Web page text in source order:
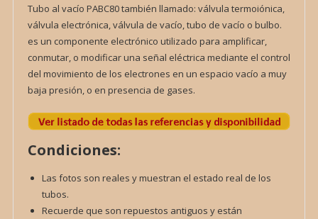
Tubo al vacío PABC80 también llamado: válvula termoiónica,
válvula electrónica, válvula de vacío, tubo de vacío o bulbo.
es un componente electrónico utilizado para amplificar,
conmutar, o modificar una señal eléctrica mediante el control
del movimiento de los electrones en un espacio vacío a muy
baja presión, o en presencia de gases.
Condiciones:
Las fotos son reales y muestran el estado real de los
tubos.
Recuerde que son repuestos antiguos y están